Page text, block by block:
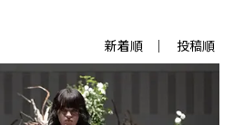
新着順 投稿順